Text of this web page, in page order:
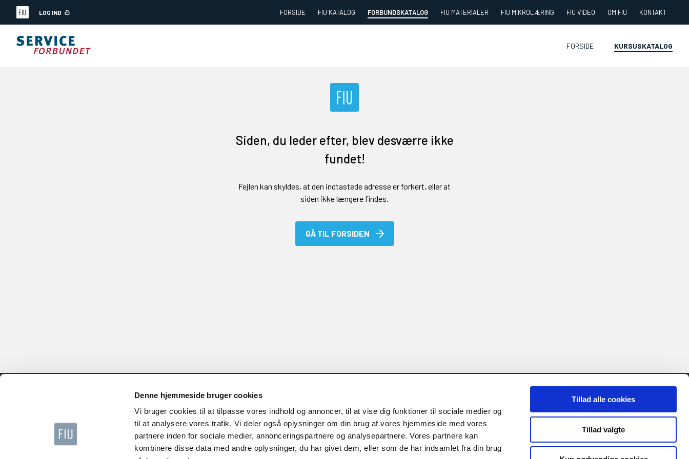
Denne hjemmeside bruger cookies
Vi bruger cookies til at tilpasse vores indhold og annoncer, til at vise dig funktioner til sociale medier og
til at analysere vores trafik. Vi deler også oplysninger om din brug af vores hjemmeside med vores
partnere inden for sociale medier, annonceringspartnere og analysepartnere. Vores partnere kan
kombinere disse data med andre oplysninger, du har givet dem, eller som de har indsamlet fra din brug
Tillad alle cookies
Tillad valgte
LOG IND FORSIDE FIU KATALOG FORBUNDSKATALOG FIU MATERIALER FIU MIKROLÆRING FIU VIDEO OM FIU KONTAKT
FORSIDE KURSUSKATALOG
Siden, du leder efter, blev desværre ikke
fundet!
Fejlen kan skyldes, at den indtastede adresse er forkert, eller at
siden ikke længere findes.
GÅ TIL FORSIDEN
VI STÅR KLAR TIL AT HJÆLPE DIG
Hvis du oplever problemer med hjemmesiden bedes du kontakte FIU-IT
supporten på:
Du har også mulighed for at få fjernsupport fra FIU IT. I så fald
download Fjernsupport applikationen herunder